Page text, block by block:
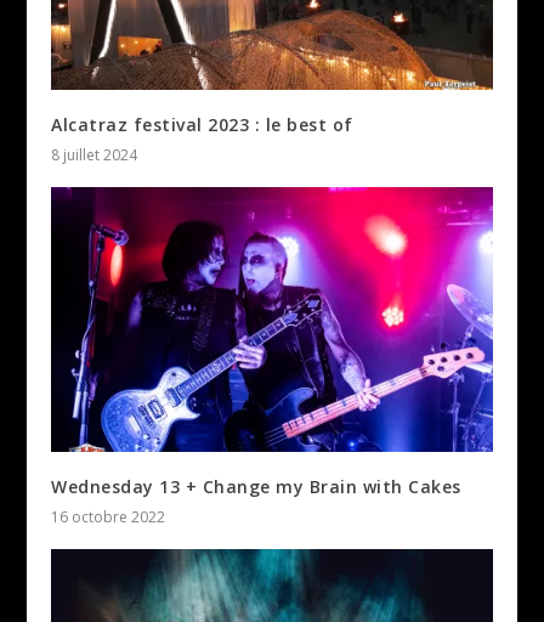
Alcatraz festival 2023 : le best of
8 juillet 2024
Wednesday 13 + Change my Brain with Cakes
16 octobre 2022